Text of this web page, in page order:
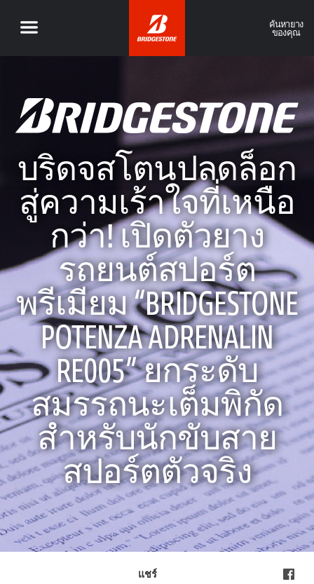
ค้นหายาง
ของคุณ
บริดจสโตนปลดล็อก
สู่ความเร้าใจที่เหนือ
กว่า! เปิดตัวยาง
รถยนต์สปอร์ต
พรีเมียม “BRIDGESTONE
POTENZA ADRENALIN
RE005” ยกระดับ
สมรรถนะเต็มพิกัด
สำหรับนักขับสาย
สปอร์ตตัวจริง
แชร์